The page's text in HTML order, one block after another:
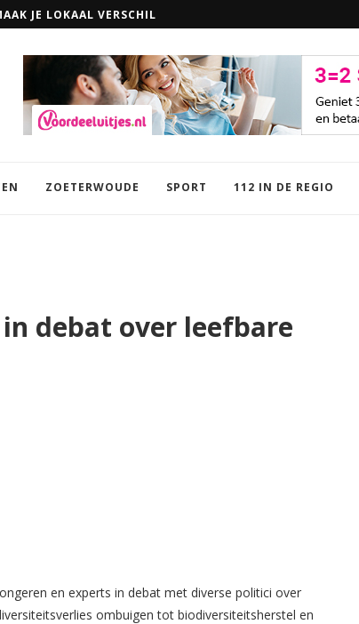
JE LOKAAL VERSCHIL
ZOETERWOUDE SPORT 112 IN DE REGIO
debat over leefbare
en experts in debat met diverse politici over
ombuigen tot biodiversiteitsherstel en